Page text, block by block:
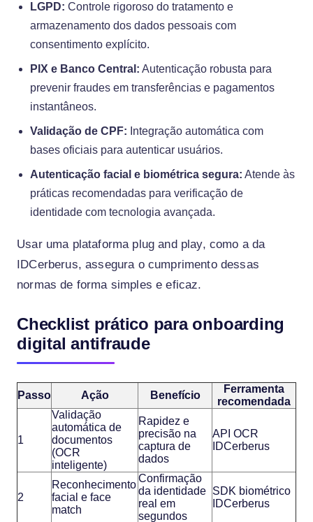
LGPD: Controle rigoroso do tratamento e
armazenamento dos dados pessoais com
consentimento explícito.
PIX e Banco Central: Autenticação robusta para
prevenir fraudes em transferências e pagamentos
instantâneos.
Validação de CPF: Integração automática com
bases oficiais para autenticar usuários.
Autenticação facial e biométrica segura: Atende às
práticas recomendadas para verificação de
identidade com tecnologia avançada.
Usar uma plataforma plug and play, como a da
IDCerberus, assegura o cumprimento dessas
normas de forma simples e eficaz.
Checklist prático para onboarding
digital antifraude
Passo Ação Benefício
Ferramenta
recomendada
1
Validação
automática de
documentos
(OCR
inteligente)
Rapidez e
precisão na
captura de
dados
API OCR
IDCerberus
2
Reconhecimento
facial e face
match
Confirmação
da identidade
real em
segundos
SDK biométrico
IDCerberus